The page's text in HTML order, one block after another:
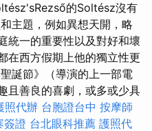
的Soltész沒有
主題，例如異想天開，略
統一的重要性以及對好和壞
在西方假期上他的獨立性更
誕節》（導演的上一部電
且善良的喜劇，或多或少具
照代辦 台胞證台中 按摩師
簽證 台北眼科推薦 護照代